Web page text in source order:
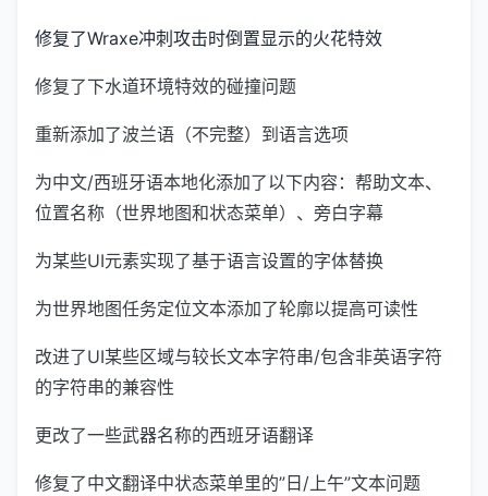
修复了Wraxe冲刺攻击时倒置显示的火花特效
修复了下水道环境特效的碰撞问题
重新添加了波兰语（不完整）到语言选项
为中文/西班牙语本地化添加了以下内容：帮助文本、
位置名称（世界地图和状态菜单）、旁白字幕
为某些UI元素实现了基于语言设置的字体替换
为世界地图任务定位文本添加了轮廓以提高可读性
改进了UI某些区域与较长文本字符串/包含非英语字符
的字符串的兼容性
更改了一些武器名称的西班牙语翻译
修复了中文翻译中状态菜单里的”日/上午”文本问题